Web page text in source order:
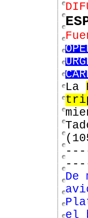
La
De
el